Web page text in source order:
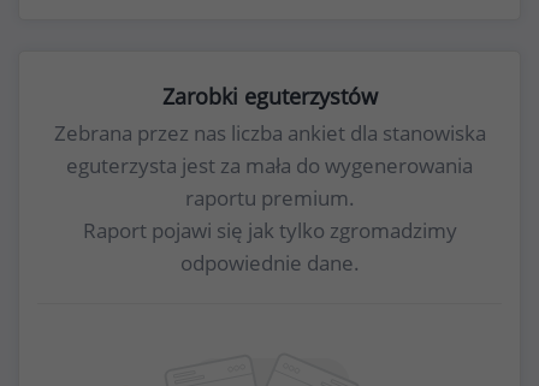
Zarobki eguterzystów
Zebrana przez nas liczba ankiet dla stanowiska
eguterzysta jest za mała do wygenerowania
raportu premium.
Raport pojawi się jak tylko zgromadzimy
odpowiednie dane.